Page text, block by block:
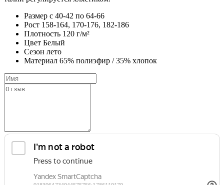
Размер с 40-42 по 64-66
Рост 158-164, 170-176, 182-186
Плотность 120 г/м²
Цвет Белый
Сезон лето
Материал 65% полиэфир / 35% хлопок